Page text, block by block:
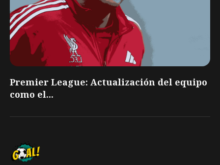
Premier League: Actualización del equipo
como el...